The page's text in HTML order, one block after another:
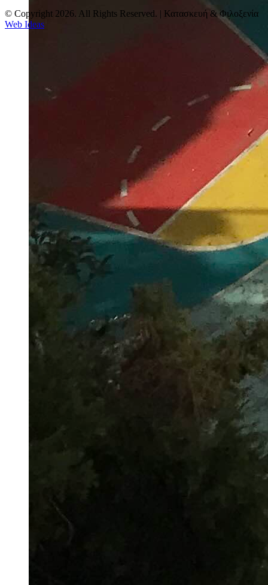
© Copyright 2026. All Rights Reserved. | Κατασκευή & Φιλοξενία
Web Ideas